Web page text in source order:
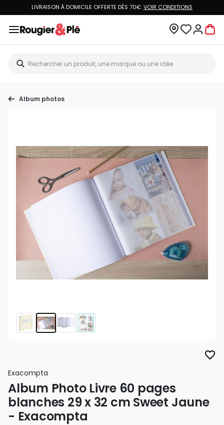
LIVRAISON À DOMICILE OFFERTE DÈS 70€.VOIR CONDITIONS
Album photos
favorite_border
Exacompta
Album Photo Livre 60 pages
blanches 29 x 32 cm Sweet Jaune
- Exacompta